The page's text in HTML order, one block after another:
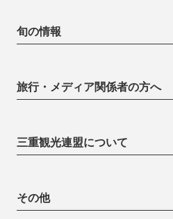
旬の情報
旅行・メディア関係者の方へ
三重観光連盟について
その他